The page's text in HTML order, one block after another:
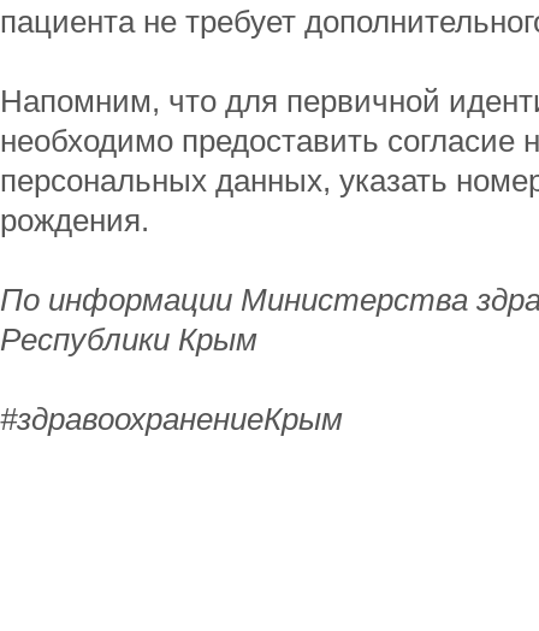
пациента не требует
Напомним, что для первичной
необходимо предоставить согласие
персональных данных, указать
рождения.
По информации Министерства
Республики Крым
#здравоохранениеКрым